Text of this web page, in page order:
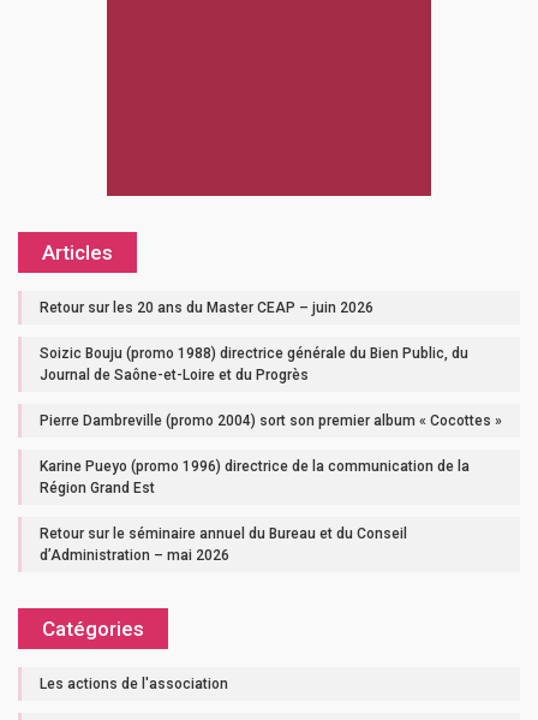
Articles
Retour sur les 20 ans du Master CEAP – juin 2026
Soizic Bouju (promo 1988) directrice générale du Bien Public, du
Journal de Saône-et-Loire et du Progrès
Pierre Dambreville (promo 2004) sort son premier album « Cocottes »
Karine Pueyo (promo 1996) directrice de la communication de la
Région Grand Est
Retour sur le séminaire annuel du Bureau et du Conseil
d’Administration – mai 2026
Catégories
Les actions de l'association